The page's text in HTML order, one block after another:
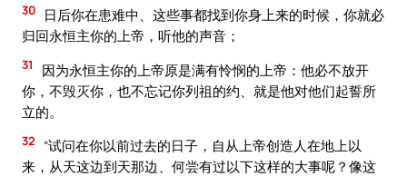
30
日后你在患难中、这些事都找到你身上来的时候，你就必
归回永恒主你的上帝，听他的声音；
31
因为永恒主你的上帝原是满有怜悯的上帝：他必不放开
你，不毁灭你，也不忘记你列祖的约、就是他对他们起誓所
立的。
32
“试问在你以前过去的日子，自从上帝创造人在地上以
来，从天这边到天那边、何尝有过以下这样的大事呢？像这